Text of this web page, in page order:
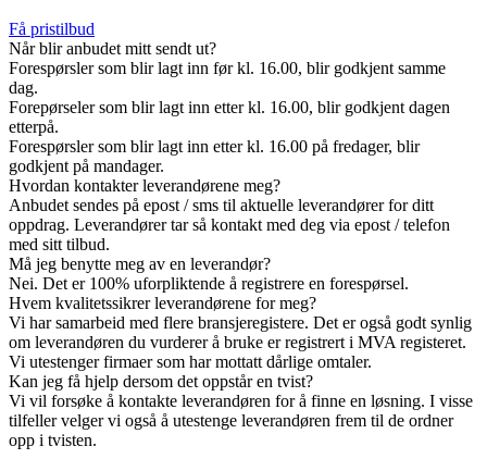
Få pristilbud
Når blir anbudet mitt sendt ut?
Forespørsler som blir lagt inn før kl. 16.00, blir godkjent samme
dag.
Forepørseler som blir lagt inn etter kl. 16.00, blir godkjent dagen
etterpå.
Forespørsler som blir lagt inn etter kl. 16.00 på fredager, blir
godkjent på mandager.
Hvordan kontakter leverandørene meg?
Anbudet sendes på epost / sms til aktuelle leverandører for ditt
oppdrag. Leverandører tar så kontakt med deg via epost / telefon
med sitt tilbud.
Må jeg benytte meg av en leverandør?
Nei. Det er 100% uforpliktende å registrere en forespørsel.
Hvem kvalitetssikrer leverandørene for meg?
Vi har samarbeid med flere bransjeregistere. Det er også godt synlig
om leverandøren du vurderer å bruke er registrert i MVA registeret.
Vi utestenger firmaer som har mottatt dårlige omtaler.
Kan jeg få hjelp dersom det oppstår en tvist?
Vi vil forsøke å kontakte leverandøren for å finne en løsning. I visse
tilfeller velger vi også å utestenge leverandøren frem til de ordner
opp i tvisten.